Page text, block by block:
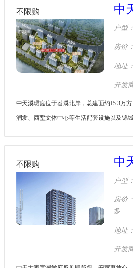
不限购 中
户型：
房价：
地址：
开发
中天溪珺庭位于苕溪北岸，总建面约15.3万
润发、西墅文体中心等生活配套设施以及锦
不限购 中
户型：
房价：
多
地址：
开发